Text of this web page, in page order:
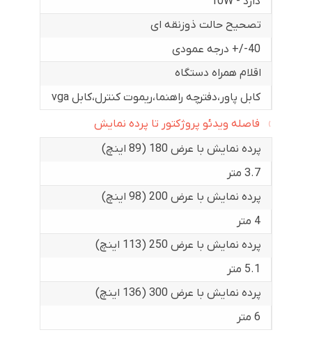
تصحیح حالت ذوزنقه ای
40-/+ درجه عمودی
اقلام همراه دستگاه
کابل پاور،دفترچه راهنما،ریموت کنترل،کابل vga
فاصله ویدئو پروژکتور تا پرده نمایش
پرده نمایش با عرض 180 (89 اینچ)
3.7 متر
پرده نمایش با عرض 200 (98 اینچ)
4 متر
پرده نمایش با عرض 250 (113 اینچ)
5.1 متر
پرده نمایش با عرض 300 (136 اینچ)
6 متر